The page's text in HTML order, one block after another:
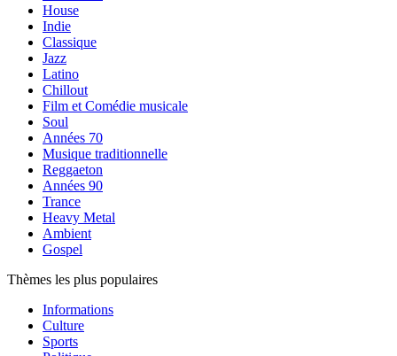
House
Indie
Classique
Jazz
Latino
Chillout
Film et Comédie musicale
Soul
Années 70
Musique traditionnelle
Reggaeton
Années 90
Trance
Heavy Metal
Ambient
Gospel
Thèmes les plus populaires
Informations
Culture
Sports